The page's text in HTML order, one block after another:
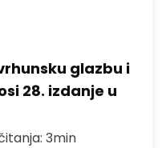
glazbu i
28. izdanje u
3min